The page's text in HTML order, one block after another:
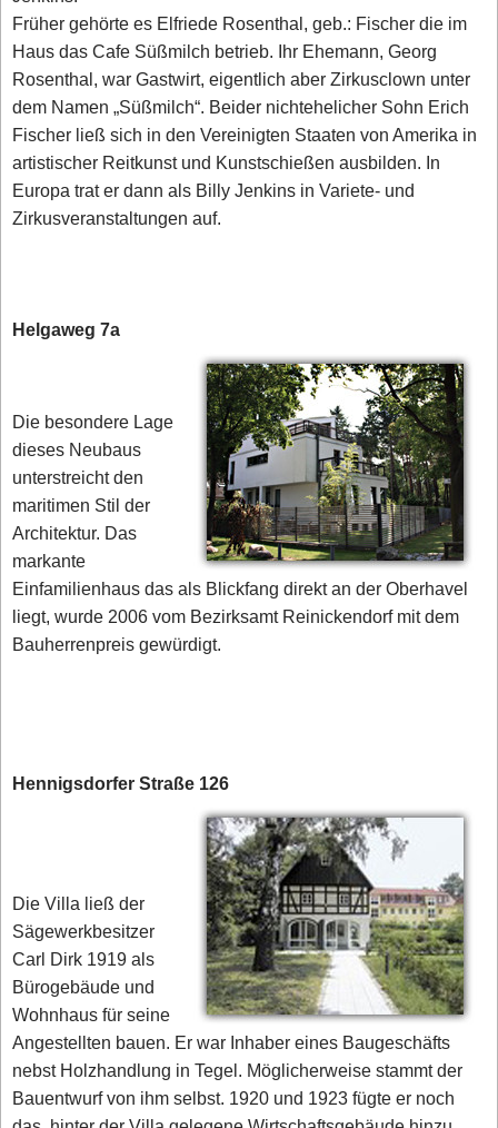
Früher gehörte es Elfriede Rosenthal, geb.: Fischer die im
Haus das Cafe Süßmilch betrieb. Ihr Ehemann, Georg
Rosenthal, war Gastwirt, eigentlich aber Zirkusclown unter
dem Namen „Süßmilch“. Beider nichtehelicher Sohn Erich
Fischer ließ sich in den Vereinigten Staaten von Amerika in
artistischer Reitkunst und Kunstschießen ausbilden. In
Europa trat er dann als Billy Jenkins in Variete- und
Zirkusveranstaltungen auf.
Helgaweg 7a
Die besondere Lage
dieses Neubaus
unterstreicht den
maritimen Stil der
Architektur. Das
markante
Einfamilienhaus das als Blickfang direkt an der Oberhavel
liegt, wurde 2006 vom Bezirksamt Reinickendorf mit dem
Bauherrenpreis gewürdigt.
Hennigsdorfer Straße 126
Die Villa ließ der
Sägewerkbesitzer
Carl Dirk 1919 als
Bürogebäude und
Wohnhaus für seine
Angestellten bauen. Er war Inhaber eines Baugeschäfts
nebst Holzhandlung in Tegel. Möglicherweise stammt der
Bauentwurf von ihm selbst. 1920 und 1923 fügte er noch